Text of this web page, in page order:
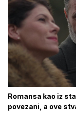
Romansa kao iz
povezani, a ove